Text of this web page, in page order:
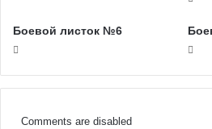
Боевой листок №6
Comments are disabled